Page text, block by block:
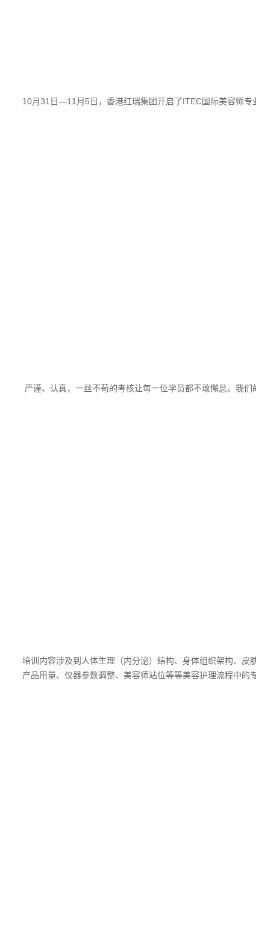
10月31日—11月5日，香港红瑞集团开启了ITEC国际美容师专
严谨、认真，一丝不苟的考核让每一位学员都不敢懈怠。我
培训内容涉及到人体生理（内分泌）结构、身体组织架构、皮
产品用量、仪器参数调整、美容师站位等等美容护理流程中的